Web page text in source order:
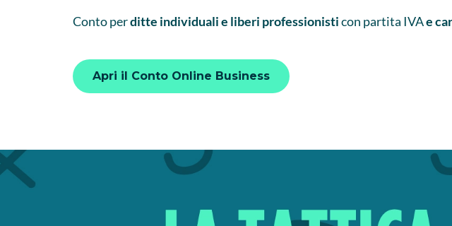
Conto perditte individuali e liberi professionisticon partita IVAe
Apri il Conto Online Business